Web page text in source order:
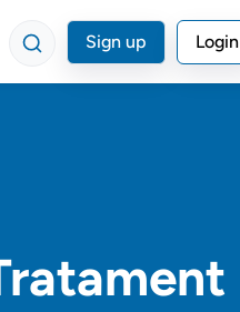
Sign up Login